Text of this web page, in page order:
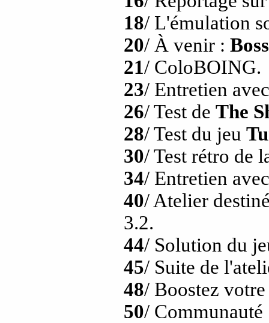
18/ L'émulation
20/ À venir :
21/ ColoBOING.
23/ Entretien
26/ Test de The
28/ Test du jeu
30/ Test rétro de
34/ Entretien
40/ Atelier
3.2.
44/ Solution du
45/ Suite de
48/ Boostez
50/ Communauté